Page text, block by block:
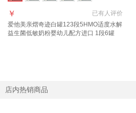
已有人评价
￥
爱他美亲熠奇迹白罐123段5HMO适度水解
益生菌低敏奶粉婴幼儿配方进口 1段6罐
店内热销商品